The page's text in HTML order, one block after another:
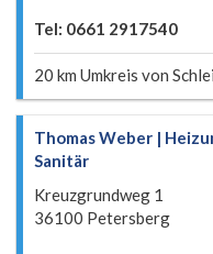
Tel: 0661 2917540
20 km Umkreis von
Thomas Weber |
Sanitär
Kreuzgrundweg 1
36100 Petersberg